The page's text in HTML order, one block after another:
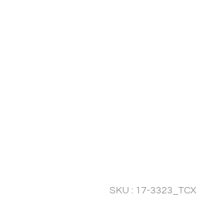
SKU : 17-3323_TCX